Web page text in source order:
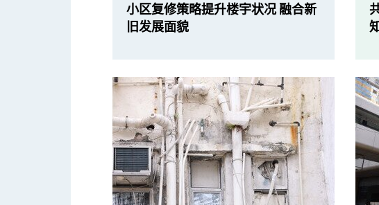
小区复修策略提升楼宇状况 融合新
旧发展面貌
知